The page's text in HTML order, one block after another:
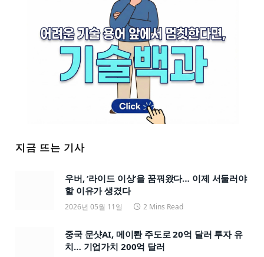
지금 뜨는 기사
우버, ‘라이드 이상’을 꿈꿔왔다… 이제 서둘러야
할 이유가 생겼다
2026년 05월 11일 2 Mins Read
중국 문샷AI, 메이퇀 주도로 20억 달러 투자 유
치… 기업가치 200억 달러